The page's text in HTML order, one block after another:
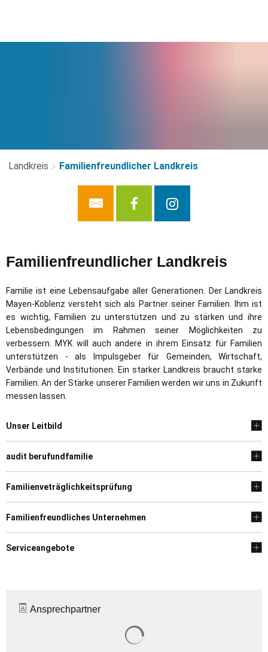
Landkreis Familienfreundlicher Landkreis
Familienfreundlicher
Familienfreundlicher Landkreis
Familie ist eine Lebensaufgabe aller Generationen. Der Landkreis
Mayen-Koblenz versteht sich als Partner seiner Familien. Ihm ist
es wichtig, Familien zu unterstützen und zu stärken und ihre
Lebensbedingungen im Rahmen seiner Möglichkeiten zu
verbessern. MYK will auch andere in ihrem Einsatz für Familien
unterstützen - als Impulsgeber für Gemeinden, Wirtschaft,
Verbände und Institutionen. Ein starker Landkreis braucht starke
Familien. An der Stärke unserer Familien werden wir uns in Zukunft
messen lassen.
Unser Leitbild
audit berufundfamilie
Familienveträglichkeitsprüfung
Familienfreundliches Unternehmen
Serviceangebote
Ansprechpartner